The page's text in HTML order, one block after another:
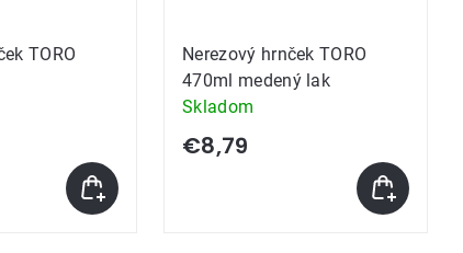
TORO
Nerezový hrnček TORO
470ml medený lak
Skladom
€8,79